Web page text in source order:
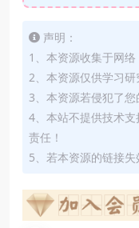
声明：
1、本资源收集于网络
2、本资源仅供学习研
3、本资源若侵犯了
4、本站不提供技术
责任！
5、若本资源的链接失